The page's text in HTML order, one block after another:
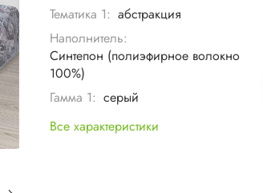
Тематика 1: абстракция
Наполнитель:
Синтепон (полиэфирное волокно
100%)
Гамма 1: серый
Все характеристики